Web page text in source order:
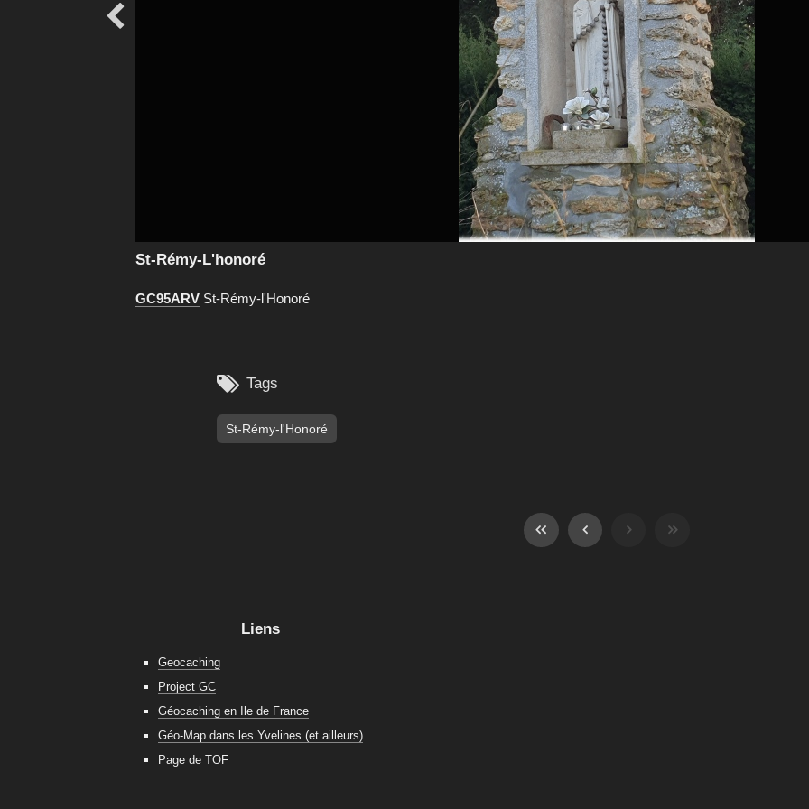

St-Rémy-L'honoré
GC95ARVSt-Rémy-l'Honoré
 Tags
St-Rémy-l'Honoré
Liens
Geocaching
Project GC
Géocaching en Ile de France
Géo-Map dans les Yvelines (et ailleurs)
Page de TOF